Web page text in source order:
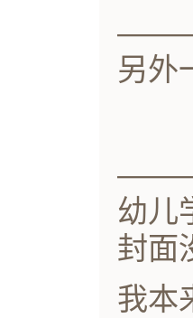
另外
幼儿
封面
我本